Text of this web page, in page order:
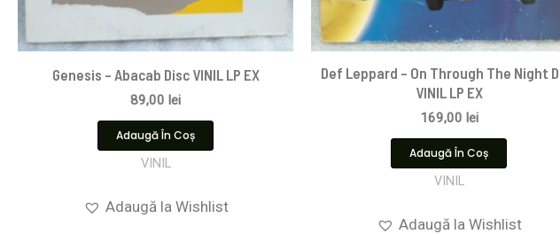
Genesis – Abacab Disc VINIL LP EX
89,00 lei
Adaugă În Coș
VINIL
Adaugă la Wishlist
Def Leppard – On Through The Night
VINIL LP EX
169,00 lei
Adaugă În Coș
VINIL
Adaugă la Wishlist